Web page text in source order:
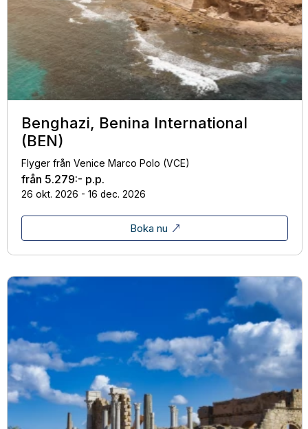
Benghazi, Benina International
(BEN)
Flyger från Venice Marco Polo (VCE)
från 5.279:- p.p.
26 okt. 2026 - 16 dec. 2026
Boka nu